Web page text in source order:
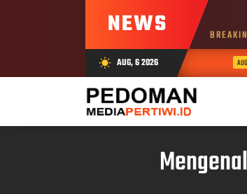
NEWS
wb_sunny AUG, 6 2026 AUG